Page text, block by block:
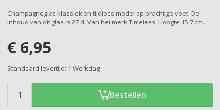
Champagneglas klassiek en tijdloos model op prachtige voet. De
inhoud van dit glas is 27 cl. Van het merk Timeless. Hoogte 15,7 cm.
€ 6,95
Standaard levertijd: 1 Werkdag
Bestellen